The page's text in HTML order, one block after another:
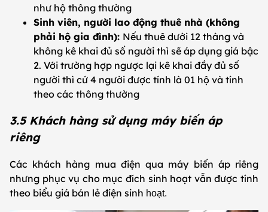
như hộ thông thường
Sinh viên, người lao động thuê nhà (không
phải hộ gia đình): Nếu thuê dưới 12 tháng và
không kê khai đủ số người thì sẽ áp dụng giá bậc
2. Với trường hợp ngược lại kê khai đầy đủ số
người thì cứ 4 người được tính là 01 hộ và tính
theo các thông thường
3.5 Khách hàng sử dụng máy biến áp
riêng
Các khách hàng mua điện qua máy biến áp riêng
nhưng phục vụ cho mục đích sinh hoạt vẫn được tính
theo biểu giá bán lẻ điện sinh hoạt.